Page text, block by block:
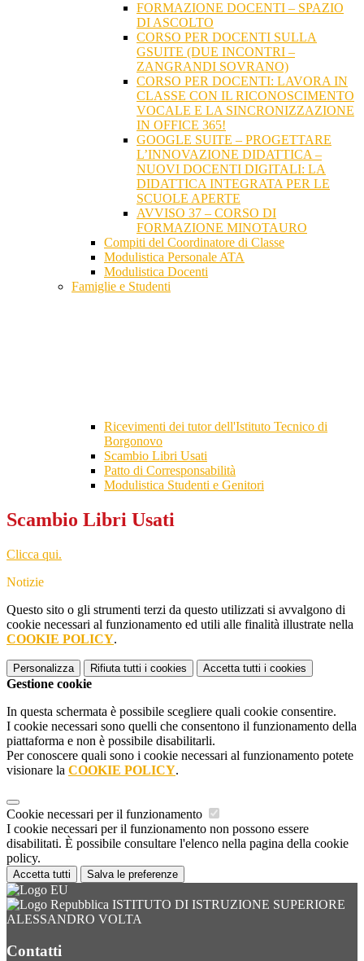
FORMAZIONE DOCENTI – SPAZIO
DI ASCOLTO
CORSO PER DOCENTI SULLA
GSUITE (DUE INCONTRI –
ZANGRANDI SOVRANO)
CORSO PER DOCENTI: LAVORA IN
CLASSE CON IL RICONOSCIMENTO
VOCALE E LA SINCRONIZZAZIONE
IN OFFICE 365!
GOOGLE SUITE – PROGETTARE
L’INNOVAZIONE DIDATTICA –
NUOVI DOCENTI DIGITALI: LA
DIDATTICA INTEGRATA PER LE
SCUOLE APERTE
AVVISO 37 – CORSO DI
FORMAZIONE MINOTAURO
Compiti del Coordinatore di Classe
Modulistica Personale ATA
Modulistica Docenti
Famiglie e Studenti
Ricevimenti dei tutor dell'Istituto Tecnico di
Borgonovo
Scambio Libri Usati
Patto di Corresponsabilità
Modulistica Studenti e Genitori
Scambio Libri Usati
Clicca qui.
Notizie
Questo sito o gli strumenti terzi da questo utilizzati si avvalgono di
cookie necessari al funzionamento ed utili alle finalità illustrate nella
COOKIE POLICY.
Personalizza Rifiuta tutti i cookies Accetta tutti i cookies
Gestione cookie
In questa schermata è possibile scegliere quali cookie consentire.
I cookie necessari sono quelli che consentono il funzionamento della
piattaforma e non è possibile disabilitarli.
Per conoscere quali sono i cookie necessari al funzionamento potete
visionare la COOKIE POLICY.
Cookie necessari per il funzionamento
I cookie necessari per il funzionamento non possono essere
disabilitati. È possibile consultare l'elenco nella pagina della cookie
policy.
Accetta tutti Salva le preferenze
ISTITUTO DI ISTRUZIONE SUPERIORE
ALESSANDRO VOLTA
Contatti